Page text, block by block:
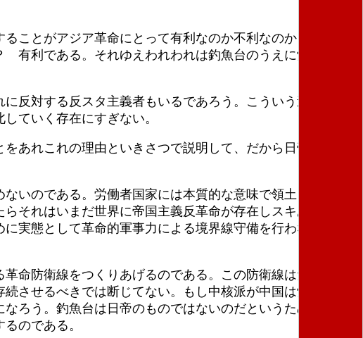
ことがアジア革命にとって有利なのか不利なのか？ 不利
有利である。それゆえわれわれは釣魚台のうえに労働者国
反対する反スタ主義者もいるであろう。こういう連中には
ていく存在にすぎない。
あれこれの理由といきさつで説明して、だから日帝の釣魚
いのである。労働者国家には本質的な意味で領土というも
それはいまだ世界に帝国主義反革命が存在しスキあらば革
実態として革命的軍事力による境界線守備を行わなければ
命防衛線をつくりあげるのである。この防衛線はたまたま
させるべきでは断じてない。もし中核派が中国は労働者国
ろう。釣魚台は日帝のものではないのだというために中国
のである。